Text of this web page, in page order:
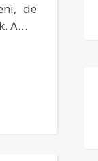
de
A…